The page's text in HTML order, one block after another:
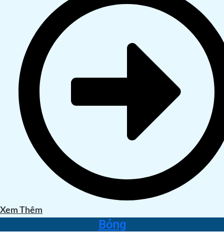
Xem Thêm
Bỏng